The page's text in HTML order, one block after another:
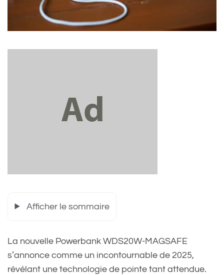
Afficher le sommaire
La nouvelle Powerbank WDS20W-MAGSAFE
s’annonce comme un incontournable de 2025,
révélant une technologie de pointe tant attendue.